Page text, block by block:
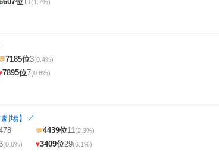
(1.7%)
7185位3(0.4%)
7895位7(0.8%)
場】 ↗
💬4439位11(2.3%)
(0.6%) ♥3409位29(6.1%)